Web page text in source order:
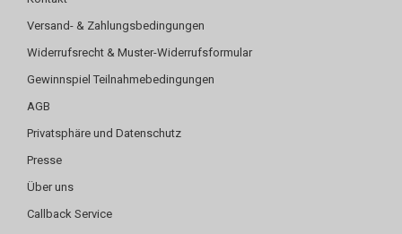
Versand- & Zahlungsbedingungen
Widerrufsrecht & Muster-Widerrufsformular
Gewinnspiel Teilnahmebedingungen
AGB
Privatsphäre und Datenschutz
Presse
Über uns
Callback Service